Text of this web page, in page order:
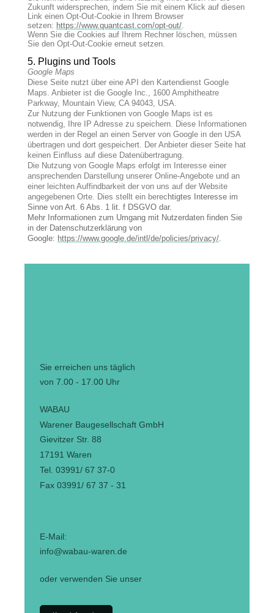
Zukunft widersprechen, indem Sie mit einem Klick auf diesen
Link einen Opt-Out-Cookie in Ihrem Browser
setzen: https://www.quantcast.com/opt-out/.
Wenn Sie die Cookies auf Ihrem Rechner löschen, müssen
Sie den Opt-Out-Cookie erneut setzen.
5. Plugins und Tools
Google Maps
Diese Seite nutzt über eine API den Kartendienst Google
Maps. Anbieter ist die Google Inc., 1600 Amphitheatre
Parkway, Mountain View, CA 94043, USA.
Zur Nutzung der Funktionen von Google Maps ist es
notwendig, Ihre IP Adresse zu speichern. Diese Informationen
werden in der Regel an einen Server von Google in den USA
übertragen und dort gespeichert. Der Anbieter dieser Seite hat
keinen Einfluss auf diese Datenübertragung.
Die Nutzung von Google Maps erfolgt im Interesse einer
ansprechenden Darstellung unserer Online-Angebote und an
einer leichten Auffindbarkeit der von uns auf der Website
angegebenen Orte. Dies stellt ein berec htigtes Interesse im
Sinne von Art. 6 Abs. 1 lit. f DSGVO dar.
Mehr Informationen zum Umgang mit Nutzerdaten finden Sie
in der Datenschutzerklärung von
Google: https://www.google.de/intl/de/policies/privacy/.
Sie erreichen uns täglich
von 7.00 - 17.00 Uhr
WABAU
Warener Baugesellschaft GmbH
Gievitzer Str. 88
17191 Waren
Tel. 03991/ 67 37-0
Fax 03991/ 67 37 - 31
E-Mail:
info@wabau-waren.de
oder verwenden Sie unser